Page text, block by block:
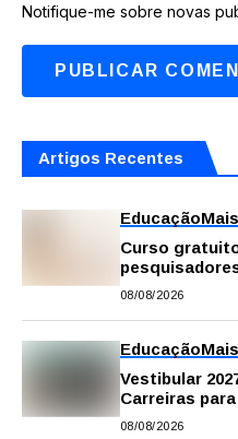
Notifique-me sobre novas
Artigos Recentes
EducaçãoMais
Curso
inscrever
08/08/2026
EducaçãoMais
Vestibular
Carreiras
escolha da
08/08/2026